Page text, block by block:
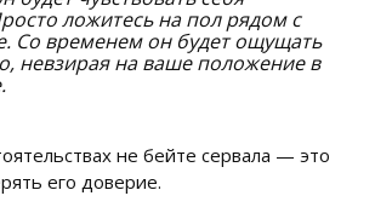
ложитесь на пол рядом с
Со временем он будет ощущать
невзирая на ваше положение в
не бейте сервала — это
его доверие.